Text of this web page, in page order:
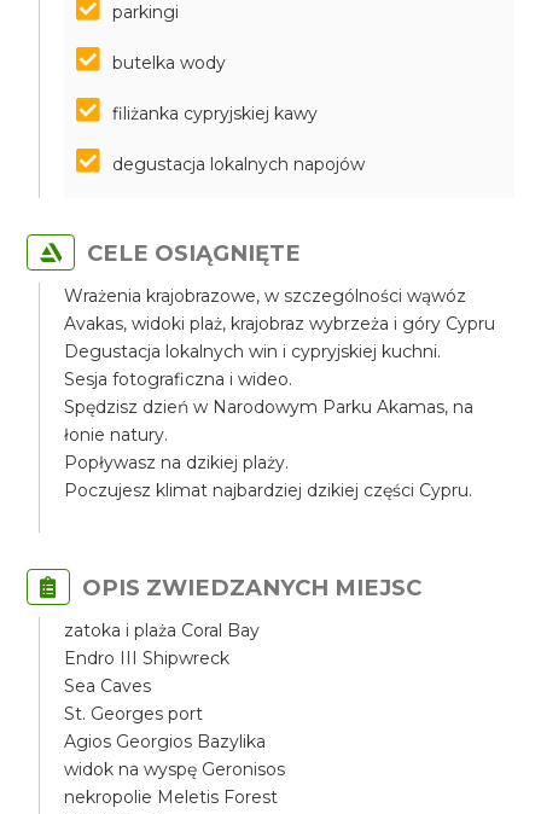
parkingi
butelka wody
filiżanka cypryjskiej kawy
degustacja lokalnych napojów
CELE OSIĄGNIĘTE
Wrażenia krajobrazowe, w szczególności wąwóz
Avakas, widoki plaż, krajobraz wybrzeża i góry Cypru
Degustacja lokalnych win i cypryjskiej kuchni.
Sesja fotograficzna i wideo.
Spędzisz dzień w Narodowym Parku Akamas, na
łonie natury.
Popływasz na dzikiej plaży.
Poczujesz klimat najbardziej dzikiej części Cypru.
OPIS ZWIEDZANYCH MIEJSC
zatoka i plaża Coral Bay
Endro III Shipwreck
Sea Caves
St. Georges port
Agios Georgios Bazylika
widok na wyspę Geronisos
nekropolie Meletis Forest